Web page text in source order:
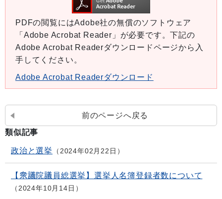
PDFの閲覧にはAdobe社の無償のソフトウェア
「Adobe Acrobat Reader」が必要です。下記の
Adobe Acrobat Readerダウンロードページから入
手してください。
Adobe Acrobat Readerダウンロード
前のページへ戻る
類似記事
政治と選挙 2024年02月22日
【衆議院議員総選挙】選挙人名簿登録者数について
2024年10月14日